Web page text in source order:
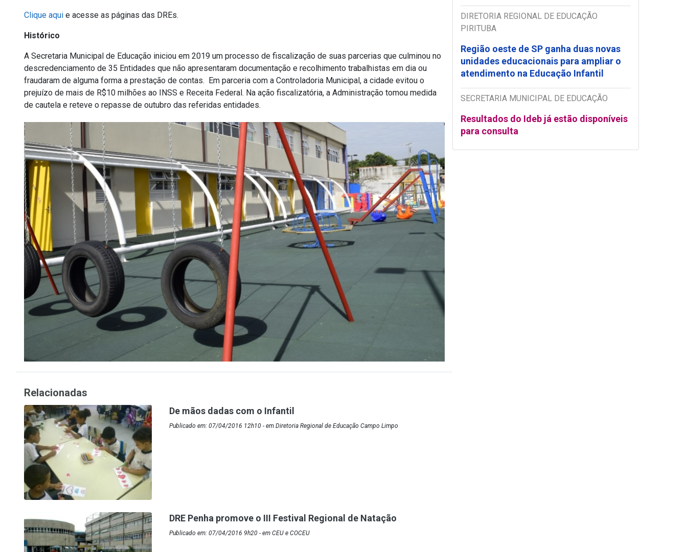
Clique aqui e acesse as páginas das DREs.
Histórico
A Secretaria Municipal de Educação iniciou em 2019 um processo de fiscalização de suas parcerias que culminou no
descredenciamento de 35 Entidades que não apresentaram documentação e recolhimento trabalhistas em dia ou
fraudaram de alguma forma a prestação de contas. Em parceria com a Controladoria Municipal, a cidade evitou o
prejuízo de mais de R$10 milhões ao INSS e Receita Federal. Na ação fiscalizatória, a Administração tomou medida
de cautela e reteve o repasse de outubro das referidas entidades.
DIRETORIA REGIONAL DE EDUCAÇÃO
PIRITUBA
Região oeste de SP ganha duas novas
unidades educacionais para ampliar o
atendimento na Educação Infantil
SECRETARIA MUNICIPAL DE EDUCAÇÃO
Resultados do Ideb já estão disponíveis
para consulta
Relacionadas
De mãos dadas com o Infantil
Publicado em: 07/04/2016 12h10 - em Diretoria Regional de Educação Campo Limpo
DRE Penha promove o III Festival Regional de Natação
Publicado em: 07/04/2016 9h20 - em CEU e COCEU